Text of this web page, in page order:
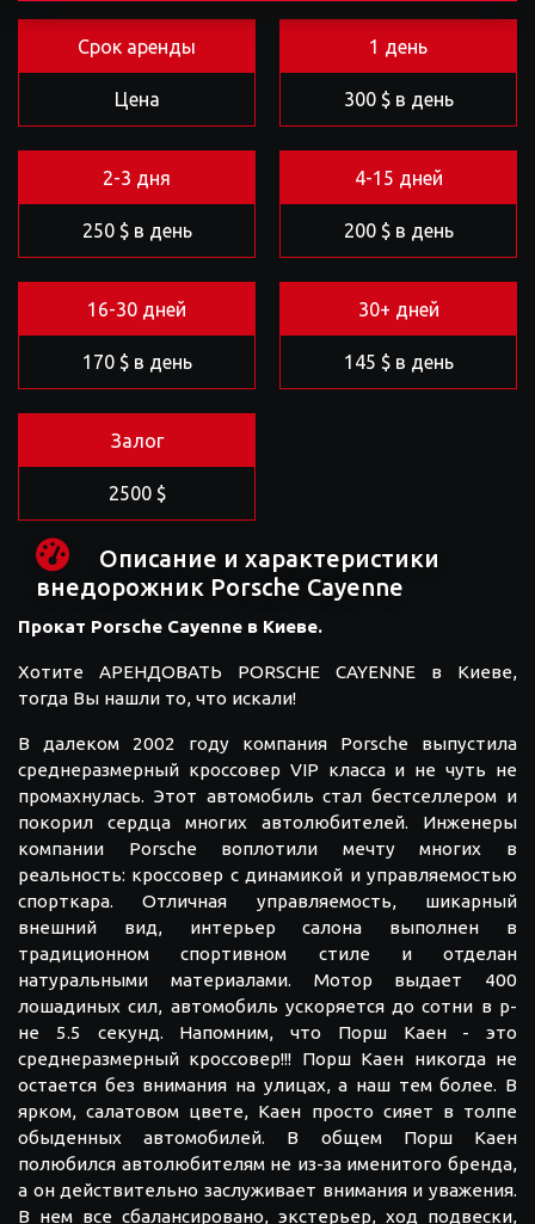
Срок аренды
Цена
1 день
300 $ в день
2-3 дня
250 $ в день
4-15 дней
200 $ в день
16-30 дней
170 $ в день
30+ дней
145 $ в день
Залог
2500 $
Описание и характеристики
внедорожник Porsche Cayenne
Прокат Porsche Cayenne в Киеве.
Хотите АРЕНДОВАТЬ PORSCHE CAYENNE в Киеве,
тогда Вы нашли то, что искали!
В далеком 2002 году компания Porsche выпустила
среднеразмерный кроссовер VIP класса и не чуть не
промахнулась. Этот автомобиль стал бестселлером и
покорил сердца многих автолюбителей. Инженеры
компании Porsche воплотили мечту многих в
реальность: кроссовер с динамикой и управляемостью
спорткара. Отличная управляемость, шикарный
внешний вид, интерьер салона выполнен в
традиционном спортивном стиле и отделан
натуральными материалами. Мотор выдает 400
лошадиных сил, автомобиль ускоряется до сотни в р-
не 5.5 секунд. Напомним, что Порш Каен - это
среднеразмерный кроссовер!!! Порш Каен никогда не
остается без внимания на улицах, а наш тем более. В
ярком, салатовом цвете, Каен просто сияет в толпе
обыденных автомобилей. В общем Порш Каен
полюбился автолюбителям не из-за именитого бренда,
а он действительно заслуживает внимания и уважения.
В нем все сбалансировано, экстерьер, ход подвески,